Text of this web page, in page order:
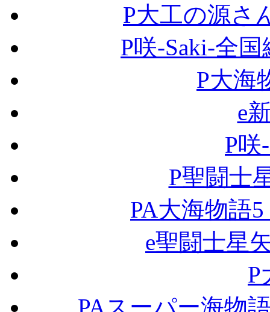
P大工の源さ
P咲-Saki-全
P大海
e
P咲
P聖闘士
PA大海物語
e聖闘士星
P